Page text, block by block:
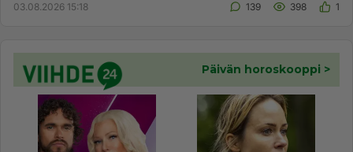
03.08.2026 15:18 139 398 1